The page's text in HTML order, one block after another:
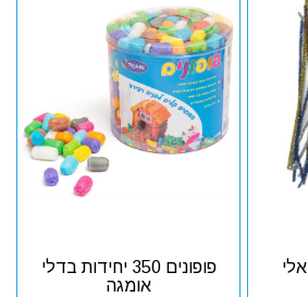
פופונים 350 יחידות בדלי
אומגה